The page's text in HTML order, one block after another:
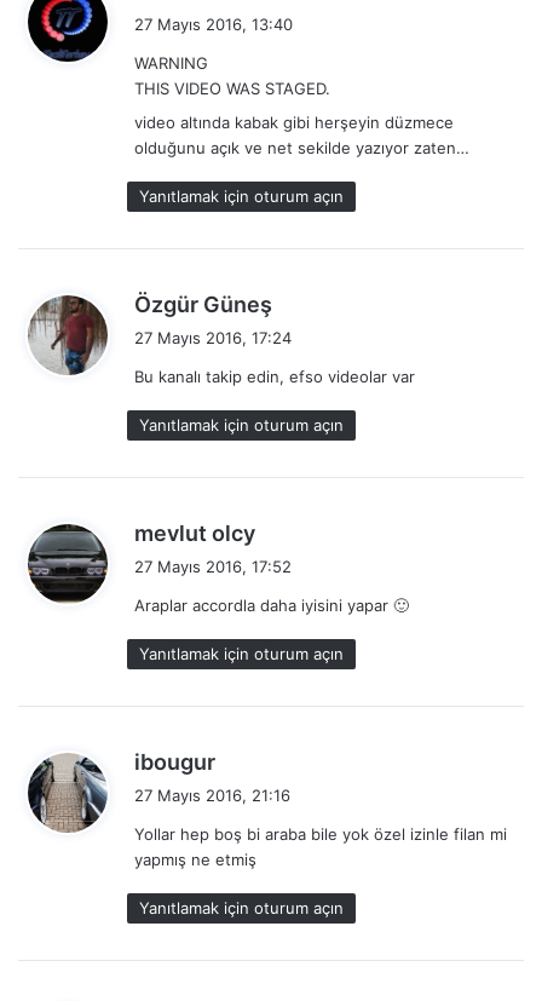
i
k
i
:
27 Mayıs 2016, 13:40
WARNING
THIS VIDEO WAS STAGED.
video altında kabak gibi herşeyin düzmece
olduğunu açık ve net sekilde yazıyor zaten…
Yanıtlamak için oturum açın
Özgür Güneş
i
k
i
27 Mayıs 2016, 17:24
Bu kanalı takip edin, efso videolar var
Yanıtlamak için oturum açın
mevlut olcy
k
i
27 Mayıs 2016, 17:52
Araplar accordla daha iyisini yapar 🙂
Yanıtlamak için oturum açın
ibougur
i
k
i
:
27 Mayıs 2016, 21:16
Yollar hep boş bi araba bile yok özel izinle filan mi
yapmış ne etmiş
Yanıtlamak için oturum açın